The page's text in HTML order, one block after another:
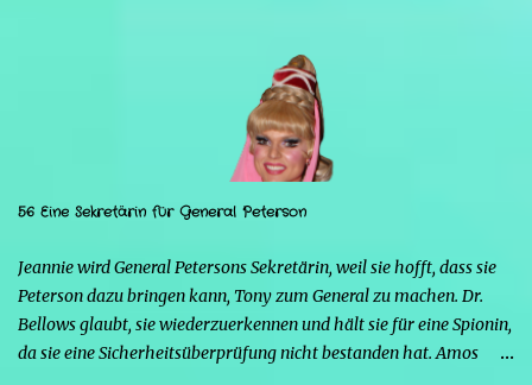
Vergangenheit seine Favoritin war, bis Herkules sie dazu brachte,
ihm den Rücken zu kehren, und dass wahrscheinlich auch Serena
Herkules ihm vorziehen wird. Herkules überrascht Serena mit
einem Schmuckstück und bittet sie, ihn zu heiraten, aber sie
braucht Zeit, um ihm eine Antwort zu geben. Sie kann nicht mit
Menschen in Kontakt bleiben, da sie sonst zur Goldenen Hirschkuh
Mars nicht respektlos gegenübertreten. Herkules ma...
56 Eine Sekretärin für General Peterson
Jeannie wird General Petersons Sekretärin, weil sie hofft, dass sie
Peterson dazu bringen kann, Tony zum General zu machen. Dr.
Bellows glaubt, sie wiederzuerkennen und hält sie für eine Spionin,
da sie eine Sicherheitsüberprüfung nicht bestanden hat. Amos